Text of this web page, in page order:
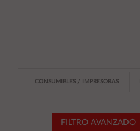
CONSUMIBLES / IMPRESORAS
FILTRO AVANZADO